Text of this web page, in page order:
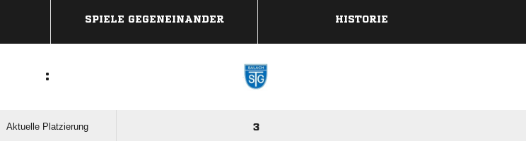
SPIELE GEGENEINANDER HISTORIE
:
Aktuelle Platzierung 3